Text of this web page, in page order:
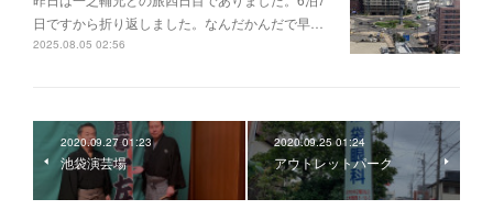
日ですから折り返しました。なんだかんだで早…
2025.08.05 02:56
2020.09.27 01:23
池袋演芸場
2020.09.25 01:24
アウトレットパーク